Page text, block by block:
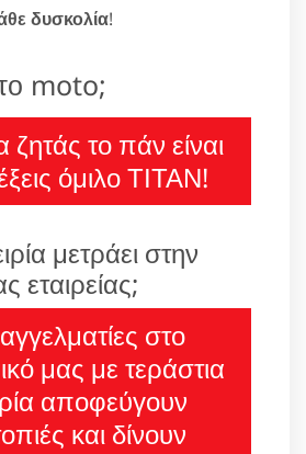
δυσκολία!
moto;
ζητάς το πάν είναι
όμιλο ΤΙΤΑΝ!
μετράει στην
εταιρείας;
στο
μας με τεράστια
αποφεύγουν
και δίνουν